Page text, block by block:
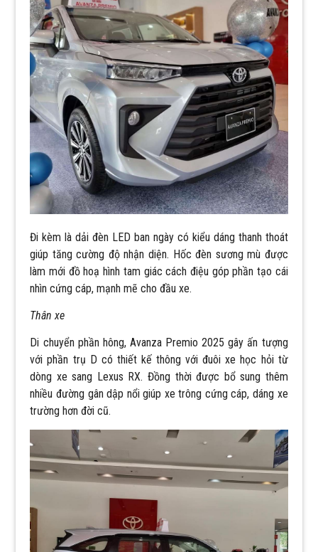
Đi kèm là dải đèn LED ban ngày có kiểu dáng thanh thoát
giúp tăng cường độ nhận diện. Hốc đèn sương mù được
làm mới đồ hoạ hình tam giác cách điệu góp phần tạo cái
nhìn cứng cáp, mạnh mẽ cho đầu xe.
Thân xe
Di chuyển phần hông, Avanza Premio 2025 gây ấn tượng
với phần trụ D có thiết kế thông với đuôi xe học hỏi từ
dòng xe sang Lexus RX. Đồng thời được bổ sung thêm
nhiều đường gân dập nổi giúp xe trông cứng cáp, dáng xe
trường hơn đời cũ.